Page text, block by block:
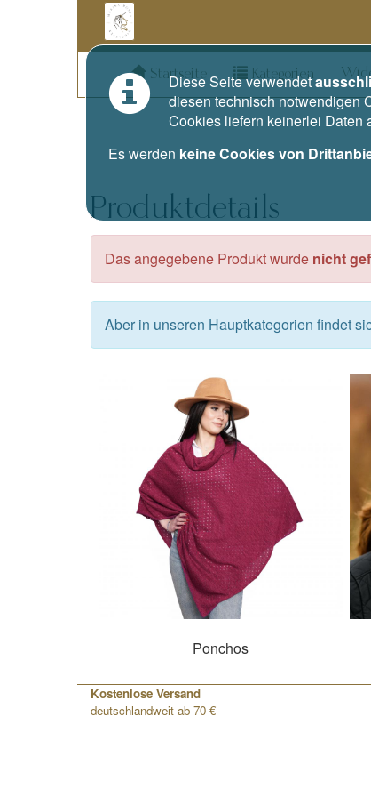
Startseite Kategorien
Produktdetails
Das angegebene Produkt wurde nicht
Aber in unseren Hauptkategorien findet
Ponchos
Kostenlose Versand
deutschlandweit ab 70 €
Diese Seite verwendet
diesen technisch notwendigen
Cookies liefern keinerlei Daten
Es werden keine Cookies von